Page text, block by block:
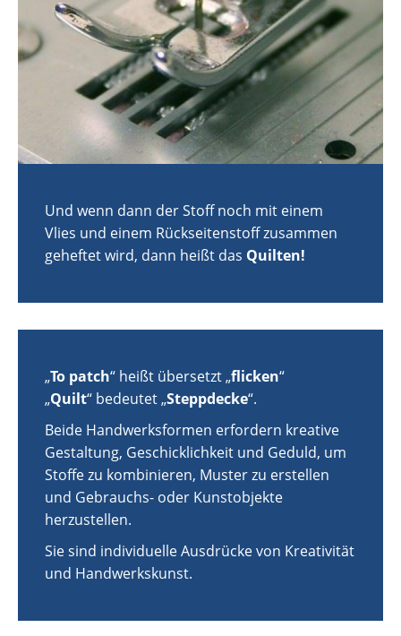
Und wenn dann der Stoff noch mit einem
Vlies und einem Rückseitenstoff zusammen
geheftet wird, dann heißt das Quilten!
„To patch“ heißt übersetzt „flicken“
„Quilt“ bedeutet „Steppdecke“.
Beide Handwerksformen erfordern kreative
Gestaltung, Geschicklichkeit und Geduld, um
Stoffe zu kombinieren, Muster zu erstellen
und Gebrauchs- oder Kunstobjekte
herzustellen.
Sie sind individuelle Ausdrücke von Kreativität
und Handwerkskunst.